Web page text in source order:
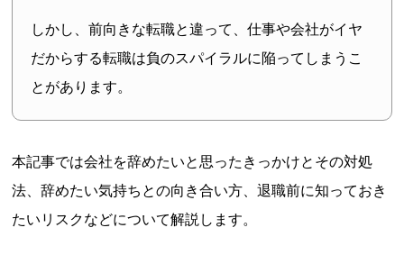
しかし、前向きな転職と違って、仕事や会社がイヤ
だからする転職は負のスパイラルに陥ってしまうこ
とがあります。
本記事では会社を辞めたいと思ったきっかけとその対処
法、辞めたい気持ちとの向き合い方、退職前に知っておき
たいリスクなどについて解説します。